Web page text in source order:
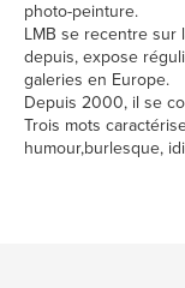
photo-peinture.
LMB se recentre sur
depuis, expose
galeries en Europe.
Depuis 2000, il se
Trois mots
humour,burlesque,